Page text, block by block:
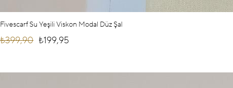
Fivescarf Su Yeşili Viskon Modal Düz Şal
₺199,95
₺399,90